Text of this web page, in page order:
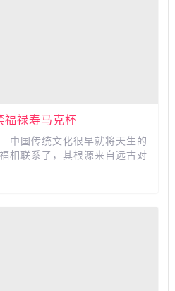
福禄寿马克杯
国传统文化很早就将天生的
相联系了，其根源来自远古对
单设计语言传递出深厚的美学